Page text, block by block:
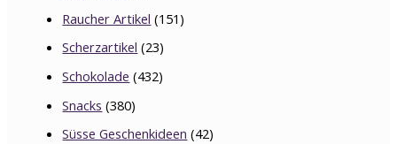
Raucher Artikel (151)
Scherzartikel (23)
Schokolade (432)
Snacks (380)
Süsse Geschenkideen (42)